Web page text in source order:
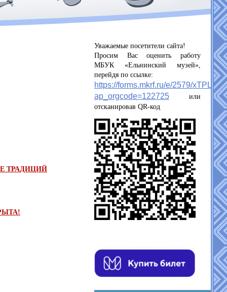
ТРАДИЦИЙ
Уважаемые посетители сайта!
Просим Вас оценить работу
МБУК «Ельнинский музей»,
перейдя по ссылке:
https://forms.mkrf.ru/e/2579/
ap_orgcode=122725 или
отсканировав QR-код